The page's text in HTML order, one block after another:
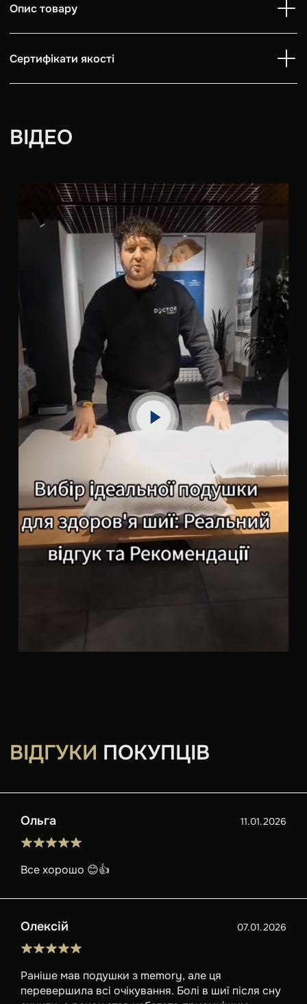
Опис товару
Сертифікати якості
ВІДЕО
ВІДГУКИ ПОКУПЦІВ
Ольга 11.01.2026
Все хорошо 😊👍
Олексій 07.01.2026
Раніше мав подушки з memory, але ця
перевершила всі очікування. Болі в шиї після сну